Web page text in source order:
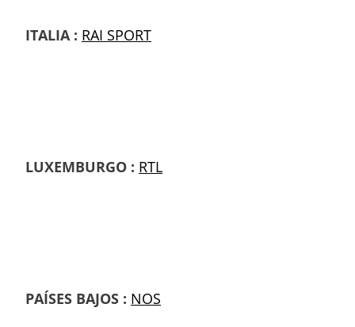
ITALIA : RAI SPORT
LUXEMBURGO : RTL
PAÍSES BAJOS : NOS